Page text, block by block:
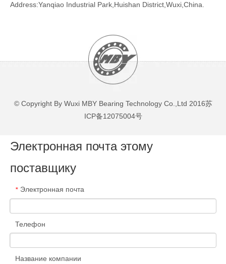
Address:Yanqiao Industrial Park,Huishan District,Wuxi,China.
© Copyright By Wuxi MBY Bearing Technology Co.,Ltd 2016苏
ICP备12075004号
Электронная почта этому
поставщику
* Электронная почта
Телефон
Название компании